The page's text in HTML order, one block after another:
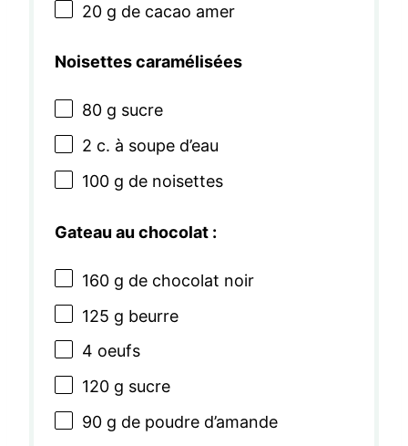
20 g de cacao amer
Noisettes caramélisées
80 g sucre
2 c. à soupe d’eau
100 g de noisettes
Gateau au chocolat :
160 g de chocolat noir
125 g beurre
4 oeufs
120 g sucre
90 g de poudre d’amande